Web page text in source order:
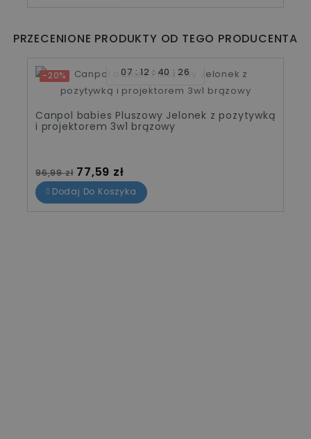
PRZECENIONE PRODUKTY OD TEGO PRODUCENTA
-20% 07 12 40 26
Canpol babies Pluszowy Jelonek z pozytywką
i projektorem 3w1 brązowy
Cena standardowa
96,99 zł Cena
77,59 zł
Dodaj Do Koszyka